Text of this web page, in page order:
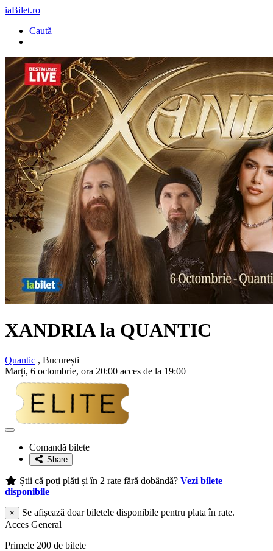
iaBilet.ro
Caută
XANDRIA la QUANTIC
Quantic , București
Marți, 6 octombrie, ora 20:00 acces de la 19:00
Adaugă
favoriteComandă bilete
Share
Știi că poți plăti și în 2 rate fără dobândă? Vezi bilete
disponibile
×
Se afișează doar biletele disponibile pentru plata în rate.
Acces General
Primele 200 de bilete